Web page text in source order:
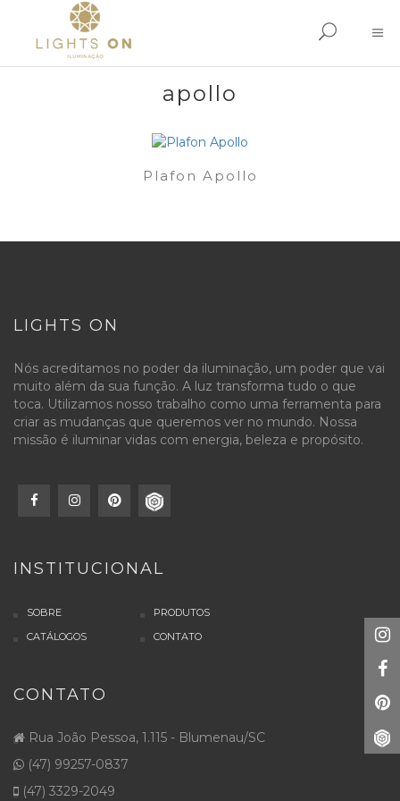
apollo
Plafon Apollo
LIGHTS ON
Nós acreditamos no poder da iluminação, um poder que vai
muito além da sua função. A luz transforma tudo o que
toca. Utilizamos nosso trabalho como uma ferramenta para
criar as mudanças que queremos ver no mundo. Nossa
missão é iluminar vidas com energia, beleza e propósito.
INSTITUCIONAL
SOBRE
PRODUTOS
CATÁLOGOS
CONTATO
CONTATO
Rua João Pessoa, 1.115 - Blumenau/SC
(47) 99257-0837
(47) 3329-2049